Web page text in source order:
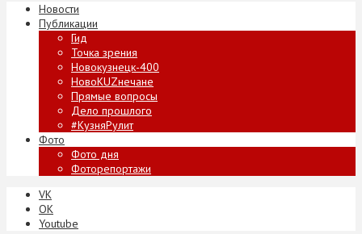
Новости
Публикации
Гид
Точка зрения
Новокузнецк-400
НовоKUZнечане
Прямые вопросы
Дело прошлого
#КузняРулит
Фото
Фото дня
Фоторепортажи
VK
ОК
Youtube